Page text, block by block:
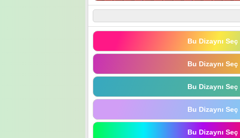
Bu Dizaynı Seç
Bu Dizaynı Seç
Bu Dizaynı Seç
Bu Dizaynı Seç
Bu Dizaynı Seç